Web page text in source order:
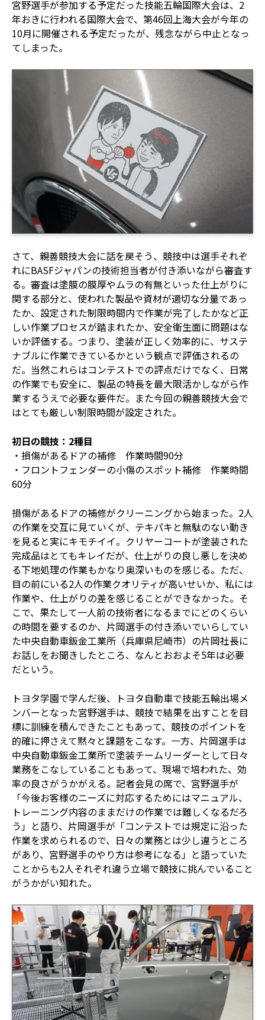
宮野選手が参加する予定だった技能五輪国際大会は、2
年おきに行われる国際大会で、第46回上海大会が今年の
10月に開催される予定だったが、残念ながら中止となっ
てしまった。
さて、親善競技大会に話を戻そう、競技中は選手それぞ
れにBASFジャパンの技術担当者が付き添いながら審査す
る。審査は塗膜の膜厚やムラの有無といった仕上がりに
関する部分と、使われた製品や資材が適切な分量であっ
たか、設定された制限時間内で作業が完了したかなど正
しい作業プロセスが踏まれたか、安全衛生面に問題はな
いか評価する。つまり、塗装が正しく効率的に、サステ
ナブルに作業できているかという観点で評価されるの
だ。当然これらはコンテストでの評点だけでなく、日常
の作業でも安全に、製品の特長を最大限活かしながら作
業するうえで必要な要件だ。また今回の親善競技大会で
はとても厳しい制限時間が設定された。
初日の競技：2種目
・損傷があるドアの補修 作業時間90分
・フロントフェンダーの小傷のスポット補修 作業時間
60分
損傷があるドアの補修がクリーニングから始まった。2人
の作業を交互に見ていくが、テキパキと無駄のない動き
を見ると実にキモチイイ。クリヤーコートが塗装された
完成品はとてもキレイだが、仕上がりの良し悪しを決め
る下地処理の作業もかなり奥深いものを感じる。ただ、
目の前にいる2人の作業クオリティが高いせいか、私には
作業や、仕上がりの差を感じることができなかった。そ
こで、果たして一人前の技術者になるまでにどのくらい
の時間を要するのか、片岡選手の付き添いでいらしてい
た中央自動車鈑金工業所（兵庫県尼崎市）の片岡社長に
お話しをお聞きしたところ、なんとおおよそ5年は必要
だという。
トヨタ学園で学んだ後、トヨタ自動車で技能五輪出場メ
ンバーとなった宮野選手は、競技で結果を出すことを目
標に訓練を積んできたこともあって、競技のポイントを
的確に押さえて黙々と課題をこなす。一方、片岡選手は
中央自動車鈑金工業所で塗装チームリーダーとして日々
業務をこなしていることもあって、現場で培われた、効
率の良さがうかがえる。記者会見の席で、宮野選手が
「今後お客様のニーズに対応するためにはマニュアル、
トレーニング内容のままだけの作業では難しくなるだろ
う」と語り、片岡選手が「コンテストでは規定に沿った
作業を求められるので、日々の業務とは少し違うところ
があり、宮野選手のやり方は参考になる」と語っていた
ことからも2人それぞれ違う立場で競技に挑んでいること
がうかがい知れた。